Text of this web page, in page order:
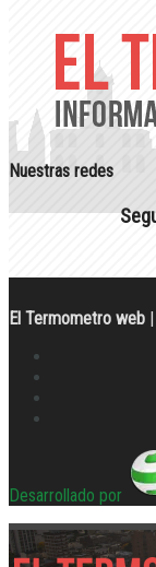
Nuestras redes
El Termometro web
Desarrollado por